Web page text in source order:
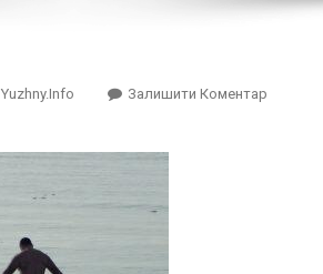
Yuzhny.info Залишити КоментарOn